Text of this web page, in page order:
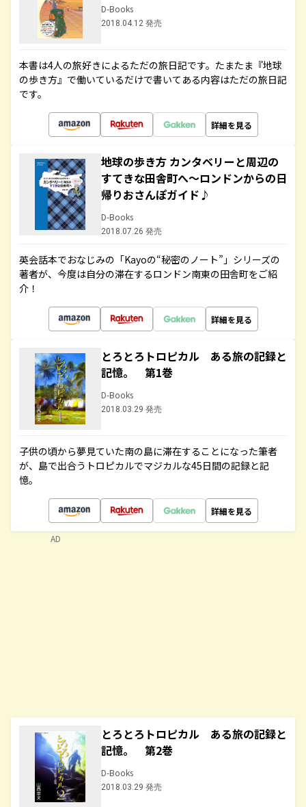
D-Books
2018.04.12 発売
本書は4人の旅好きによるただの旅日記です。たまたま『地球
の歩き方』で働いているだけで書いてある内容はただの旅日記
です。
詳細を見る
地球の歩き方 カンタベリーと周辺の
すてきな田舎町へ～ロンドンからの日
帰りおさんぽガイド♪
D-Books
2018.07.26 発売
英会話本でおなじみの「Kayoの“秘密のノート”」シリーズの
著者が、今度は自分の滞在するロンドン南東の田舎町をご紹
介！
詳細を見る
とろとろトロピカル ある旅の記録と
記憶。 第1巻
D-Books
2018.03.29 発売
子供の頃から夢見ていた南の島に滞在することになった筆者
が、島で出合うトロピカルでマジカルな45日間の記録と記
憶。
詳細を見る
とろとろトロピカル ある旅の記録と
記憶。 第2巻
D-Books
2018.03.29 発売
AD